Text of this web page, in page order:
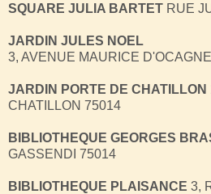
SQUARE JULIA BARTET RUE
JARDIN JULES NOEL
3, AVENUE MAURICE
JARDIN PORTE DE CHATILLON
CHATILLON 75014
BIBLIOTHEQUE GEORGES
GASSENDI 75014
BIBLIOTHEQUE PLAISANCE 3,